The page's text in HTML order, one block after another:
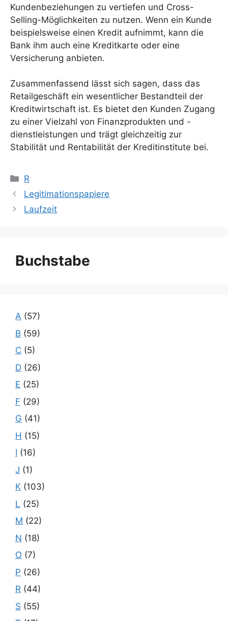
Kundenbeziehungen zu vertiefen und Cross-
Selling-Möglichkeiten zu nutzen. Wenn ein Kunde
beispielsweise einen Kredit aufnimmt, kann die
Bank ihm auch eine Kreditkarte oder eine
Versicherung anbieten.
Zusammenfassend lässt sich sagen, dass das
Retailgeschäft ein wesentlicher Bestandteil der
Kreditwirtschaft ist. Es bietet den Kunden Zugang
zu einer Vielzahl von Finanzprodukten und -
dienstleistungen und trägt gleichzeitig zur
Stabilität und Rentabilität der Kreditinstitute bei.
Kategorien
R
Legitimationspapiere
Laufzeit
Buchstabe
A (57)
B (59)
C (5)
D (26)
E (25)
F (29)
G (41)
H (15)
I (16)
J (1)
K (103)
L (25)
M (22)
N (18)
O (7)
P (26)
R (44)
S (55)